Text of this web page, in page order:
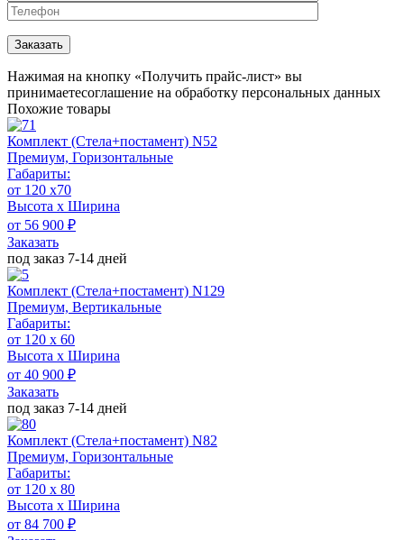
Нажимая на кнопку «Получить прайс-лист» вы
принимаетесоглашение на обработку персональных данных
Похожие товары
Комплект (Стела+постамент) N52
Премиум, Горизонтальные
Габариты:
от 120 х70
Высота х Ширина
от 56 900 ₽
Заказать
под заказ 7-14 дней
Комплект (Стела+постамент) N129
Премиум, Вертикальные
Габариты:
от 120 x 60
Высота х Ширина
от 40 900 ₽
Заказать
под заказ 7-14 дней
Комплект (Стела+постамент) N82
Премиум, Горизонтальные
Габариты:
от 120 х 80
Высота х Ширина
от 84 700 ₽